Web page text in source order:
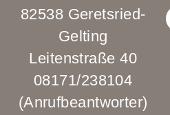
82538 Geretsried-
Gelting
Leitenstraße 40
08171/238104
(Anrufbeantworter)